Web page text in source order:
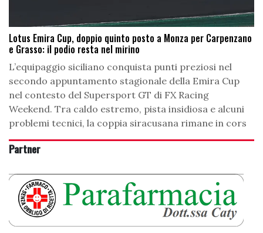
Lotus Emira Cup, doppio quinto posto a Monza per Carpenzano
e Grasso: il podio resta nel mirino
L’equipaggio siciliano conquista punti preziosi nel
secondo appuntamento stagionale della Emira Cup
nel contesto del Supersport GT di FX Racing
Weekend. Tra caldo estremo, pista insidiosa e alcuni
problemi tecnici, la coppia siracusana rimane in cors
Partner